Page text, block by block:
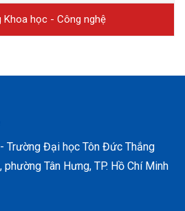
Khoa học - Công nghệ
Trường Đại học Tôn Đức Thắng
phường Tân Hưng, TP. Hồ Chí Minh